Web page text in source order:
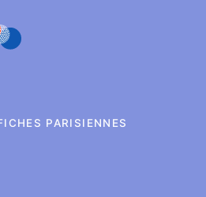
PARISIENNES